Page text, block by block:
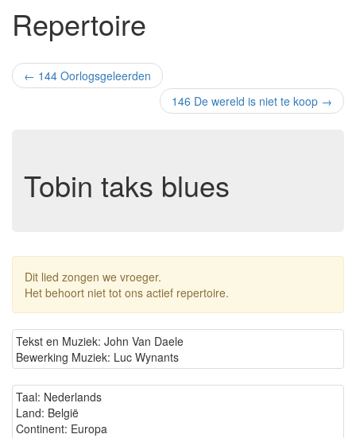
Repertoire
← 144 Oorlogsgeleerden
146 De wereld is niet te koop →
Tobin taks blues
Dit lied zongen we vroeger.
Het behoort niet tot ons actief repertoire.
Tekst en Muziek: John Van Daele
Bewerking Muziek: Luc Wynants
Taal: Nederlands
Land: België
Continent: Europa